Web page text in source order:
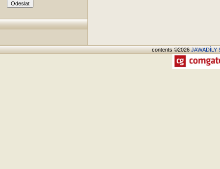
contents ©2026JAWADÍLY